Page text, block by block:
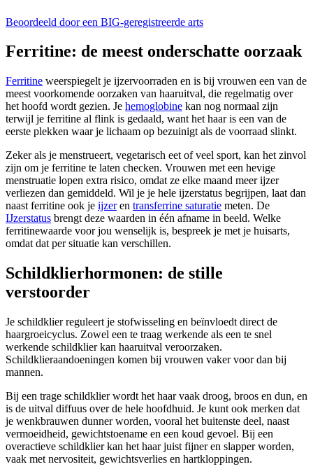
Beoordeeld door een BIG-geregistreerde arts
Ferritine: de meest onderschatte oorzaak
Ferritine weerspiegelt je ijzervoorraden en is bij vrouwen een van de
meest voorkomende oorzaken van haaruitval, die regelmatig over
het hoofd wordt gezien. Je hemoglobine kan nog normaal zijn
terwijl je ferritine al flink is gedaald, want het haar is een van de
eerste plekken waar je lichaam op bezuinigt als de voorraad slinkt.
Zeker als je menstrueert, vegetarisch eet of veel sport, kan het zinvol
zijn om je ferritine te laten checken. Vrouwen met een hevige
menstruatie lopen extra risico, omdat ze elke maand meer ijzer
verliezen dan gemiddeld. Wil je je hele ijzerstatus begrijpen, laat dan
naast ferritine ook je ijzeren transferrine saturatie meten. De
IJzerstatus brengt deze waarden in één afname in beeld. Welke
ferritinewaarde voor jou wenselijk is, bespreek je met je huisarts,
omdat dat per situatie kan verschillen.
Schildklierhormonen: de stille
verstoorder
Je schildklier reguleert je stofwisseling en beïnvloedt direct de
haargroeicyclus. Zowel een te traag werkende als een te snel
werkende schildklier kan haaruitval veroorzaken.
Schildklieraandoeningen komen bij vrouwen vaker voor dan bij
mannen.
Bij een trage schildklier wordt het haar vaak droog, broos en dun, en
is de uitval diffuus over de hele hoofdhuid. Je kunt ook merken dat
je wenkbrauwen dunner worden, vooral het buitenste deel, naast
vermoeidheid, gewichtstoename en een koud gevoel. Bij een
overactieve schildklier kan het haar juist fijner en slapper worden,
vaak met nervositeit, gewichtsverlies en hartkloppingen.